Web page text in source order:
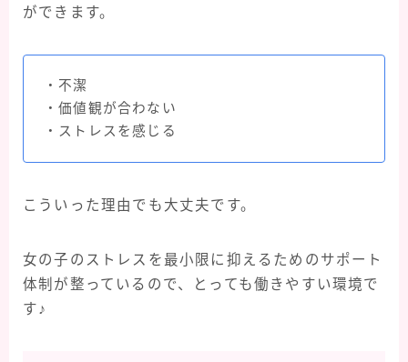
ができます。
・不潔
・価値観が合わない
・ストレスを感じる
こういった理由でも大丈夫です。
女の子のストレスを最小限に抑えるためのサポート
体制が整っているので、とっても働きやすい環境で
す♪